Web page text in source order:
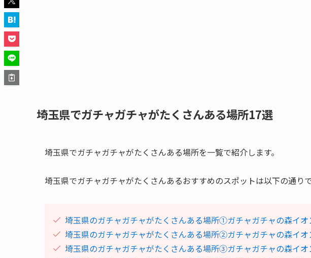
埼玉県でガチャガチャがたくさんある場所17選
埼玉県でガチャガチャがたくさんある場所を一覧で紹介します。
埼玉県でガチャガチャがたくさんあるおすすめのスポットは以下の通りで
埼玉県のガチャガチャがたくさんある場所①ガチャガチャの森イ
埼玉県のガチャガチャがたくさんある場所②ガチャガチャの森イ
埼玉県のガチャガチャがたくさんある場所③ガチャガチャの森イ